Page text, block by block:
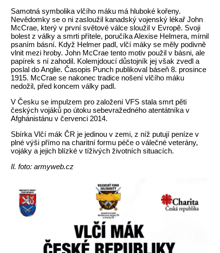
Samotná symbolika vlčího máku má hluboké kořeny.
Nevědomky se o ni zasloužil kanadský vojenský lékař John
McCrae, který v první světové válce sloužil v Evropě. Svoji
bolest z války a smrti přítele, poručíka Alexise Helmera, mírnil
psaním básní. Když Helmer padl, vlčí máky se měly podivně
vlnit mezi hroby. John McCrae tento motiv použil v básni, ale
papírek s ní zahodil. Kolemjdoucí důstojník jej však zvedl a
poslal do Anglie. Časopis Punch publikoval báseň 8. prosince
1915. McCrae se nakonec tradice nošení vlčího máku
nedožil, před koncem války padl.
V Česku se impulzem pro založení VFS stala smrt pěti
českých vojáků po útoku sebevražedného atentátníka v
Afghánistánu v červenci 2014.
Sbírka Vlčí mák ČR je jedinou v zemi, z níž putují peníze v
plné výši přímo na charitní formu péče o válečné veterány,
vojáky a jejich blízké v tíživých životních situacích.
Il. foto: armyweb.cz